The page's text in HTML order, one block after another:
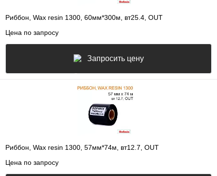
Риббон, Wax resin 1300, 60мм*300м, вт25.4, OUT
Цена по запросу
Запросить цену
Риббон, Wax resin 1300, 57мм*74м, вт12.7, OUT
Цена по запросу